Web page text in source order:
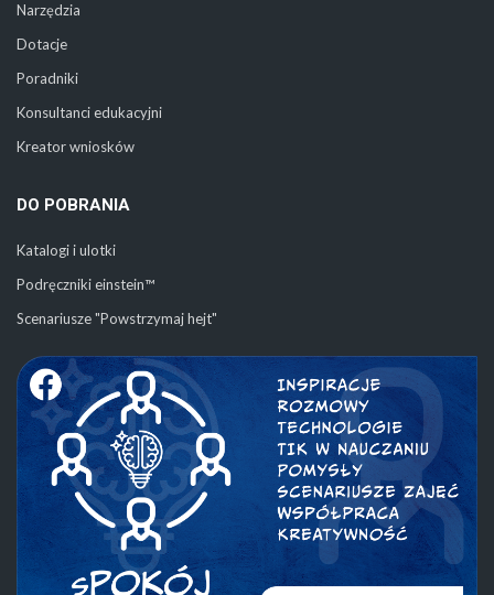
Narzędzia
Dotacje
Poradniki
Konsultanci edukacyjni
Kreator wniosków
DO POBRANIA
Katalogi i ulotki
Podręczniki einstein™
Scenariusze "Powstrzymaj hejt"